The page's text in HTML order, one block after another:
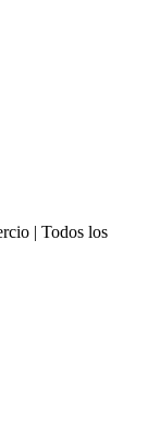
| Todos los